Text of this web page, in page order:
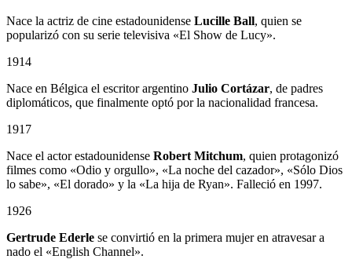
Nace la actriz de cine estadounidense Lucille Ball, quien se
popularizó con su serie televisiva «El Show de Lucy».
1914
Nace en Bélgica el escritor argentino Julio Cortázar, de padres
diplomáticos, que finalmente optó por la nacionalidad francesa.
1917
Nace el actor estadounidense Robert Mitchum, quien protagonizó
filmes como «Odio y orgullo», «La noche del cazador», «Sólo Dios
lo sabe», «El dorado» y la «La hija de Ryan». Falleció en 1997.
1926
Gertrude Ederle se convirtió en la primera mujer en atravesar a
nado el «English Channel».